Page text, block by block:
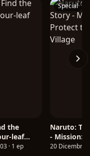
the
leaf
· 1 ep
Special
Naruto:
- Mission:
Waterfall
20 Dicembre